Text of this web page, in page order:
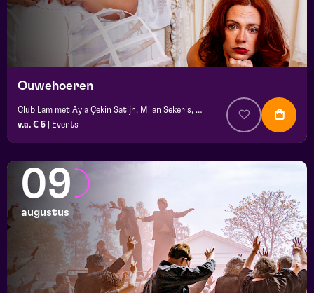
Ouwehoeren
Club Lam met Ayla Çekin Satijn, Milan Sekeris, Dic van Duin, Jean-Baptiste Rey e.a.
v.a. € 5
Events
09
augustus